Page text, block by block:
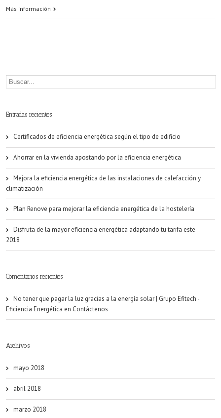
refrigeración
Más información
Entradas recientes
Certificados de eficiencia energética según el tipo de edificio
Ahorrar en la vivienda apostando por la eficiencia energética
Mejora la eficiencia energética de las instalaciones de calefacción y
climatización
Plan Renove para mejorar la eficiencia energética de la hostelería
Disfruta de la mayor eficiencia energética adaptando tu tarifa este
2018
Comentarios recientes
No tener que pagar la luz gracias a la energía solar | Grupo Efitech -
Eficiencia Energética en Contáctenos
Archivos
mayo 2018
abril 2018
marzo 2018